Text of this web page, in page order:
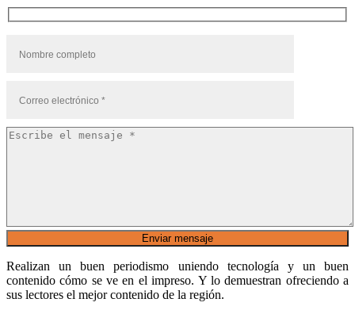
Realizan un buen periodismo uniendo tecnología y un buen
contenido cómo se ve en el impreso. Y lo demuestran ofreciendo a
sus lectores el mejor contenido de la región.